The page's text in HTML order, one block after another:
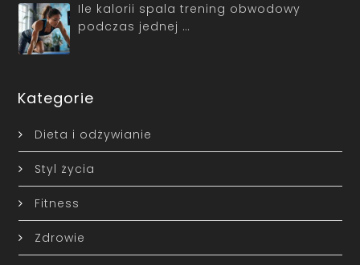
Ile kalorii spala trening obwodowy
podczas jednej …
Kategorie
Dieta i odżywianie
Styl życia
Fitness
Zdrowie